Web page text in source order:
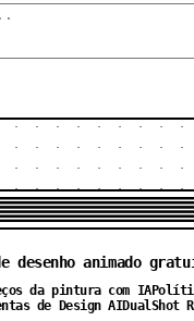
desenho animado
da pintura com IA
de Design AIDualShot